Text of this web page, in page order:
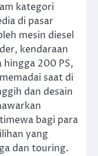
kategori
di pasar
mesin diesel
kendaraan
hingga 200 PS,
saat di
dan desain
bagi para
yang
dan touring.